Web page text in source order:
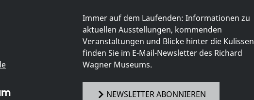
Immer auf dem Laufenden: Informationen zu
aktuellen Ausstellungen, kommenden
Veranstaltungen und Blicke hinter die Kulissen
finden Sie im E-Mail-Newsletter des Richard
Wagner Museums.
NEWSLETTER ABONNIEREN